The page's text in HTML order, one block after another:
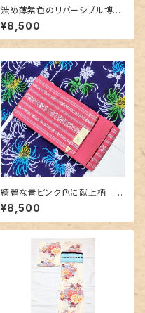
渋め薄紫色のリバーシブル博多
織り半幅帯
¥8,500
綺麗な青ピンク色に献上柄 博
多織の半幅帯
¥8,500